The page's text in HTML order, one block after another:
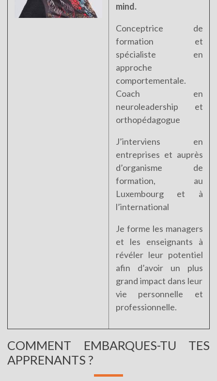
mind.
Conceptrice de
formation et
spécialiste en
approche
comportementale.
Coach en
neuroleadership et
orthopédagogue
J’interviens en
entreprises et auprès
d’organisme de
formation, au
Luxembourg et à
l’international
Je forme les managers
et les enseignants à
révéler leur potentiel
afin d’avoir un plus
grand impact dans leur
vie personnelle et
professionnelle.
COMMENT EMBARQUES-TU TES
APPRENANTS ?